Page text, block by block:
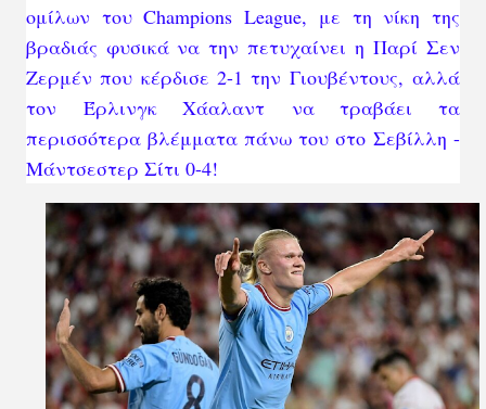
ομίλων του Champions League, με τη νίκη της
βραδιάς φυσικά να την πετυχαίνει ηΠαρί Σεν
Ζερμέν που κέρδισε 2-1 την Γιουβέντους, αλλά
τον Έρλινγκ Χάαλαντ να τραβάει τα
περισσότερα βλέμματα πάνω του στο Σεβίλλη -
Μάντσεστερ Σίτι 0-4!